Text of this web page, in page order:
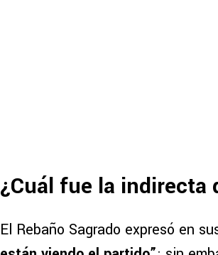
¿Cuál fue la indirecta
El Rebaño Sagrado expresó en